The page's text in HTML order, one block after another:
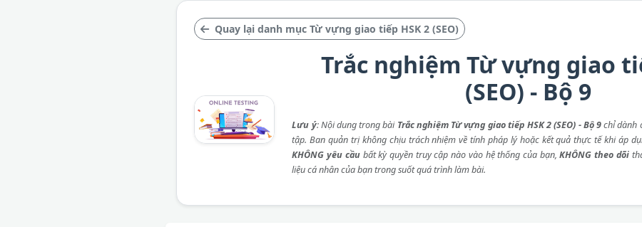
Quay lại danh mục Từ vựng giao tiếp HSK 2 (SEO)
Trắc nghiệm Từ vựng giao
(SEO) - Bộ 9
Lưu ý: Nội dung trong bài Trắc nghiệm Từ vựng giao tiếp HSK 2 (SEO) - Bộ 9chỉ dành
tập. Ban quản trị không chịu trách nhiệm về tính pháp lý hoặc kết quả thực tế khi áp
KHÔNG yêu cầubất kỳ quyền truy cập nào vào hệ thống của bạn,KHÔNG theo dõi
liệu cá nhân của bạn trong suốt quá trình làm bài.